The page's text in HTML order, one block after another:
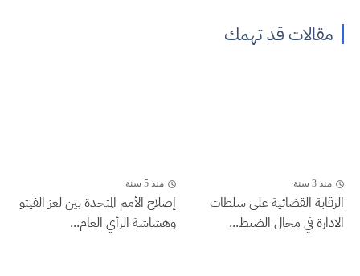
مقالات قد تهمك
منذ 3 سنة
الرقابة القضائية على سلطات
الادارة في مجال الضبط...
منذ 5 سنة
إصلاح الأمم المتحدة بين لغز الفيتو
وهشاشة الرأي العام...